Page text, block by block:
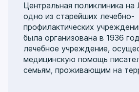
Центральная поликлиника на
одно из старейших лечебно-
профилактических
была организована в 1936
лечебное учреждение,
медицинскую помощь
семьям, проживающим на